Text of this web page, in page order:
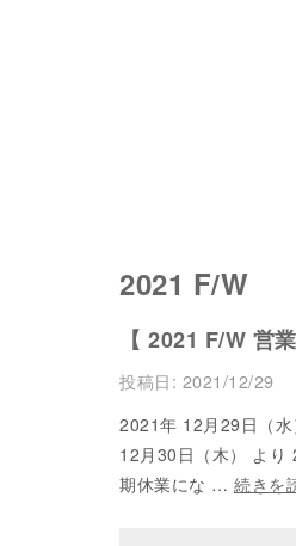
2021 F/W
【 2021 F/W 営
投稿日: 2021/12/29
2021年 12月29日（
12月30日（木） より
期休業にな … 続きを